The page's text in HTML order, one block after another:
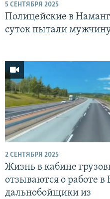
5 СЕНТЯБРЯ 2025
Полицейские в
суток пытали
2 СЕНТЯБРЯ 2025
Жизнь в кабине
отзываются о работе в
дальнобойщики из